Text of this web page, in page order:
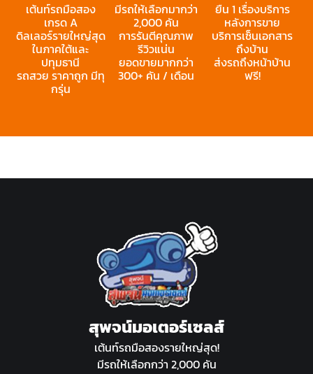
เต้นท์รถมือสอง
เกรด A
ดิลเลอร์รายใหญ่สุด
ในภาคใต้และ
ปทุมธานี
รถสวย ราคาถูก มีทุ
กรุ่น
มีรถให้เลือกมากว่า
2,000 คัน
การรันตีคุณภาพ
รีวิวแน่น
ยอดขายมากกว่า
300+ คัน / เดือน
ยืน 1 เรื่องบริการ
หลังการขาย
บริการเซ็นเอกสาร
ถึงบ้าน
ส่งรถถึงหน้าบ้าน
ฟรี!
สุพจน์มอเตอร์เซลส์
เต้นท์รถมือสองรายใหญ่สุด!
มีรถให้เลือกกว่า 2,000 คัน